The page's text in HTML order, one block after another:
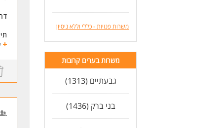
משרות פנויות - כללי וללא ניסיון
משרות בערים קרובות
גבעתיים (1313)
בני ברק (1436)
-
-
-
-